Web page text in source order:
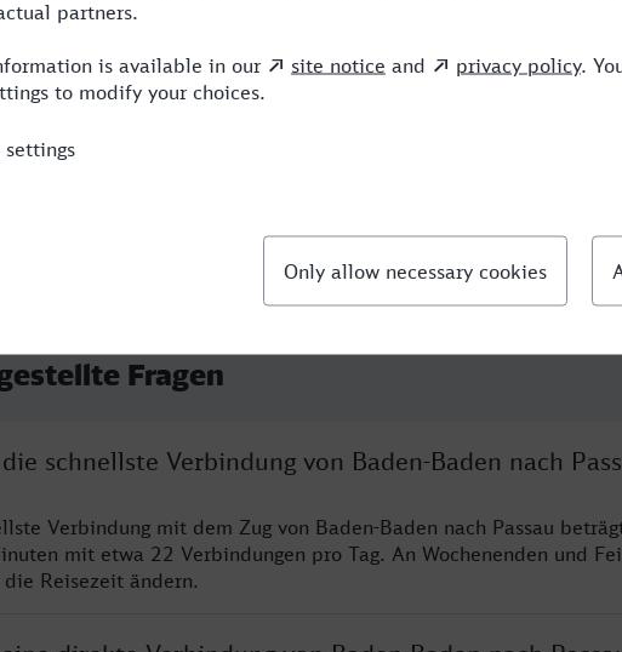
6:55 3 BUS,ICE,ALX
Fragen
schnellste Verbindung von Baden-Baden nach
Verbindung mit dem Zug von Baden-Baden nach Passau
mit etwa 22 Verbindungen pro Tag. An Wochenenden und
die Reisezeit ändern.